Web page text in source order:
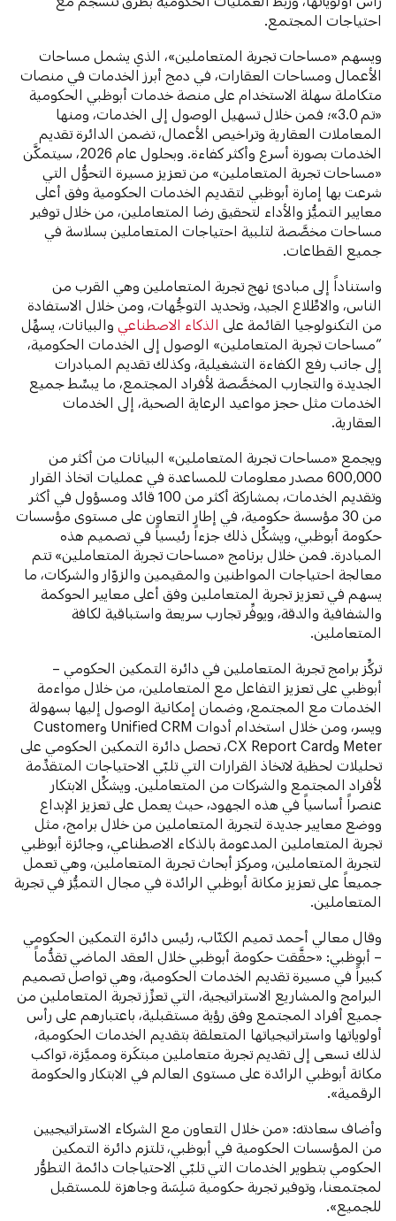
احتياجات المجتمع.
ويسهم «مساحات تجربة المتعاملين»، الذي يشمل مساحات
الأعمال ومساحات العقارات، في دمج أبرز الخدمات في منصات
متكاملة سهلة الاستخدام على منصة خدمات أبوظبي الحكومية
«تم 3.0»؛ فمن خلال تسهيل الوصول إلى الخدمات، ومنها
المعاملات العقارية وتراخيص الأعمال، تضمن الدائرة تقديم
الخدمات بصورة أسرع وأكثر كفاءة. وبحلول عام 2026، سيتمكَّن
«مساحات تجربة المتعاملين» من تعزيز مسيرة التحوُّل التي
شرعت بها إمارة أبوظبي لتقديم الخدمات الحكومية وفق أعلى
معايير التميُّز والأداء لتحقيق رضا المتعاملين، من خلال توفير
مساحات مخصَّصة لتلبية احتياجات المتعاملين بسلاسة في
جميع القطاعات.
واستناداً إلى مبادئ نهج تجربة المتعاملين وهي القرب من
الناس، والاطِّلاع الجيد، وتحديد التوجُّهات، ومن خلال الاستفادة
من التكنولوجيا القائمة على الذكاء الاصطناعي والبيانات، يسهِّل
“مساحات تجربة المتعاملين» الوصول إلى الخدمات الحكومية،
إلى جانب رفع الكفاءة التشغيلية، وكذلك تقديم المبادرات
الجديدة والتجارب المخصَّصة لأفراد المجتمع، ما يبسِّط جميع
الخدمات مثل حجز مواعيد الرعاية الصحية، إلى الخدمات
العقارية.
ويجمع «مساحات تجربة المتعاملين» البيانات من أكثر من
600,000 مصدر معلومات للمساعدة في عمليات اتخاذ القرار
وتقديم الخدمات، بمشاركة أكثر من 100 قائد ومسؤول في أكثر
من 30 مؤسسة حكومية، في إطار التعاون على مستوى مؤسسات
حكومة أبوظبي، ويشكِّل ذلك جزءاً رئيسياً في تصميم هذه
المبادرة. فمن خلال برنامج «مساحات تجربة المتعاملين» تتم
معالجة احتياجات المواطنين والمقيمين والزوّار والشركات، ما
يسهم في تعزيز تجربة المتعاملين وفق أعلى معايير الحوكمة
والشفافية والدقة، ويوفِّر تجارب سريعة واستباقية لكافة
المتعاملين.
تركِّز برامج تجربة المتعاملين في دائرة التمكين الحكومي –
أبوظبي على تعزيز التفاعل مع المتعاملين، من خلال مواءمة
الخدمات مع المجتمع، وضمان إمكانية الوصول إليها بسهولة
ويسر، ومن خلال استخدام أدوات Unified CRM وCustomer
Meter وCX Report Card، تحصل دائرة التمكين الحكومي على
تحليلات لحظية لاتخاذ القرارات التي تلبّي الاحتياجات المتقدِّمة
لأفراد المجتمع والشركات من المتعاملين. ويشكِّل الابتكار
عنصراً أساسياً في هذه الجهود، حيث يعمل على تعزيز الإبداع
ووضع معايير جديدة لتجربة المتعاملين من خلال برامج، مثل
تجربة المتعاملين المدعومة بالذكاء الاصطناعي، وجائزة أبوظبي
لتجربة المتعاملين، ومركز أبحاث تجربة المتعاملين، وهي تعمل
جميعاً على تعزيز مكانة أبوظبي الرائدة في مجال التميُّز في تجربة
المتعاملين.
وقال معالي أحمد تميم الكتّاب، رئيس دائرة التمكين الحكومي
– أبوظبي: «حقَّقت حكومة أبوظبي خلال العقد الماضي تقدُّماً
كبيراً في مسيرة تقديم الخدمات الحكومية، وهي تواصل تصميم
البرامج والمشاريع الاستراتيجية، التي تعزِّز تجربة المتعاملين من
جميع أفراد المجتمع وفق رؤية مستقبلية، باعتبارهم على رأس
أولوياتها واستراتيجياتها المتعلقة بتقديم الخدمات الحكومية،
لذلك نسعى إلى تقديم تجربة متعاملين مبتكَرة ومميَّزة، تواكب
مكانة أبوظبي الرائدة على مستوى العالم في الابتكار والحكومة
الرقمية».
وأضاف سعادته: «من خلال التعاون مع الشركاء الاستراتيجيين
من المؤسسات الحكومية في أبوظبي، تلتزم دائرة التمكين
الحكومي بتطوير الخدمات التي تلبّي الاحتياجات دائمة التطوُّر
لمجتمعنا، وتوفير تجربة حكومية سَلِسَة وجاهزة للمستقبل
للجميع».